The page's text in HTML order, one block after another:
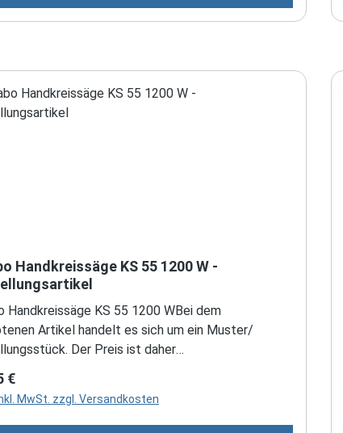
Handkreissäge KS 55 1200 W -
Handkreissäge KS 55 1200 WBei dem
Artikel handelt es sich um ein Muster/
Der Preis ist daher
Schnitttiefe bei 90°: 55 mmmax. Schnitttiefe
39 mmSägeblatt: 160 x 20 mmschwenkbar von /
5.600/minDrehzahl bei
Preis:
€
MwSt. zzgl. Versandkosten